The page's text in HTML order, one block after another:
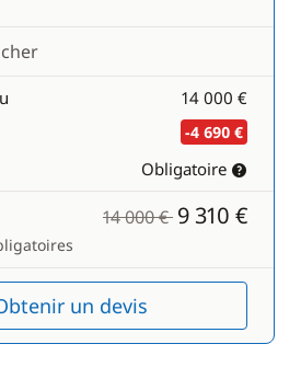
14 000 €
-4 690 €
Obligatoire
14 000 € 9 310 €
un devis